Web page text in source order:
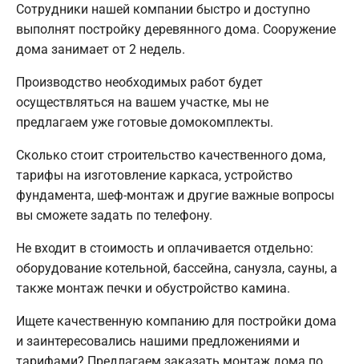
Сотрудники нашей компании быстро и доступно
выполнят постройку деревянного дома. Сооружение
дома занимает от 2 недель.
Производство необходимых работ будет
осуществляться на вашем участке, мы не
предлагаем уже готовые домокомплекты.
Сколько стоит строительство качественного дома,
тарифы на изготовление каркаса, устройство
фундамента, шеф-монтаж и другие важные вопросы
вы сможете задать по телефону.
Не входит в стоимость и оплачивается отдельно:
оборудование котельной, бассейна, санузла, сауны, а
также монтаж печки и обустройство камина.
Ищете качественную компанию для постройки дома
и заинтересовались нашими предложениями и